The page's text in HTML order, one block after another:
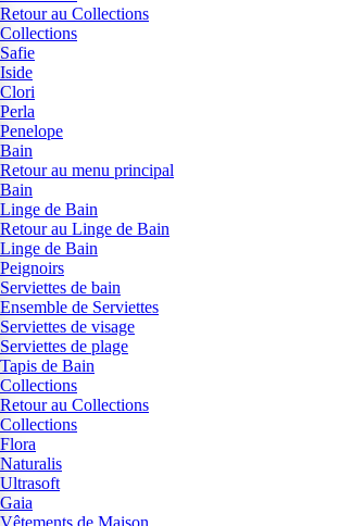
Retour au Collections
Collections
Safie
Iside
Clori
Perla
Penelope
Bain
Retour au menu principal
Bain
Linge de Bain
Retour au Linge de Bain
Linge de Bain
Peignoirs
Serviettes de bain
Ensemble de Serviettes
Serviettes de visage
Serviettes de plage
Tapis de Bain
Collections
Retour au Collections
Collections
Flora
Naturalis
Ultrasoft
Gaia